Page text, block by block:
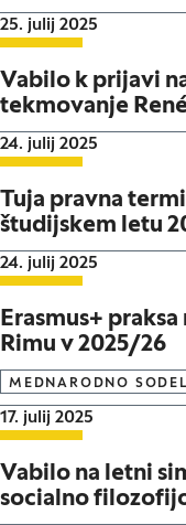
Datum objave:
25. julij 2025
Vabilo k prijavi
tekmovanje
Datum objave:
24. julij 2025
Tuja pravna
študijskem letu
Datum objave:
24. julij 2025
Erasmus+
Rimu v 2025/26
MEDNARODNO
Datum objave:
17. julij 2025
Vabilo na letni
socialno